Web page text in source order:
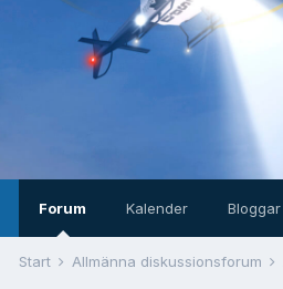
Forum Kalender Bloggar
Start Allmänna diskussionsforum